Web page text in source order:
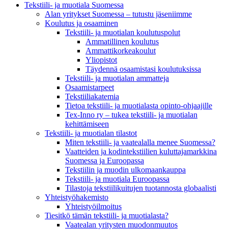
Tekstiili- ja muotiala Suomessa
Alan yritykset Suomessa – tutustu jäseniimme
Koulutus ja osaaminen
Tekstiili- ja muotialan koulutuspolut
Ammatillinen koulutus
Ammattikorkeakoulut
Yliopistot
Täydennä osaamistasi koulutuksissa
Tekstiili- ja muotialan ammatteja
Osaamistarpeet
Tekstiiliakatemia
Tietoa tekstiili- ja muotialasta opinto-ohjaajille
Tex-Inno ry – tukea tekstiili- ja muotialan
kehittämiseen
Tekstiili- ja muotialan tilastot
Miten tekstiili- ja vaatealalla menee Suomessa?
Vaatteiden ja kodintekstiilien kuluttajamarkkina
Suomessa ja Euroopassa
Tekstiilin ja muodin ulkomaankauppa
Tekstiili- ja muotiala Euroopassa
Tilastoja tekstiilikuitujen tuotannosta globaalisti
Yhteistyö­hakemisto
Yhteistyöilmoitus
Tiesitkö tämän tekstiili- ja muotialasta?
Vaatealan yritysten muodonmuutos